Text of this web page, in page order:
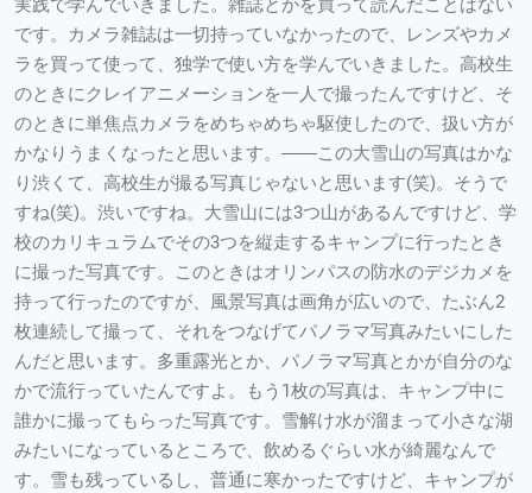
実践で学んでいきました。雑誌とかを買って読んだことはない
です。カメラ雑誌は一切持っていなかったので、レンズやカメ
ラを買って使って、独学で使い方を学んでいきました。高校生
のときにクレイアニメーションを一人で撮ったんですけど、そ
のときに単焦点カメラをめちゃめちゃ駆使したので、扱い方が
かなりうまくなったと思います。――この大雪山の写真はかな
り渋くて、高校生が撮る写真じゃないと思います(笑)。そうで
すね(笑)。渋いですね。大雪山には3つ山があるんですけど、学
校のカリキュラムでその3つを縦走するキャンプに行ったとき
に撮った写真です。このときはオリンパスの防水のデジカメを
持って行ったのですが、風景写真は画角が広いので、たぶん2
枚連続して撮って、それをつなげてパノラマ写真みたいにした
んだと思います。多重露光とか、パノラマ写真とかが自分のな
かで流行っていたんですよ。もう1枚の写真は、キャンプ中に
誰かに撮ってもらった写真です。雪解け水が溜まって小さな湖
みたいになっているところで、飲めるぐらい水が綺麗なんで
す。雪も残っているし、普通に寒かったですけど、キャンプが